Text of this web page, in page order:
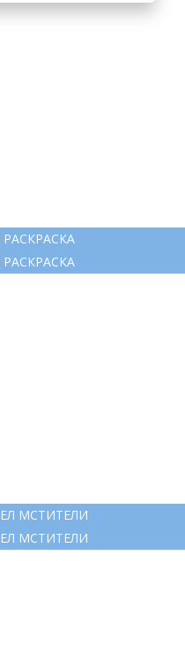
МСТИТЕЛИ
МСТИТЕЛИ